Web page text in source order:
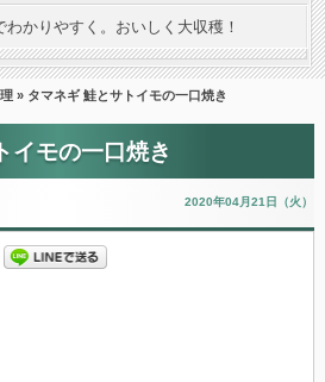
かりやすく。おいしく大収穫！
» タマネギ 鮭とサトイモの一口焼き
イモの一口焼き
2020年04月21日（火）